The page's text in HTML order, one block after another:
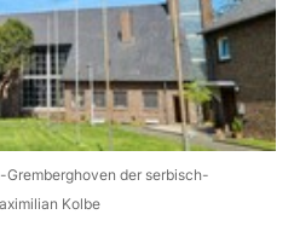
der serbisch-
Kolbe